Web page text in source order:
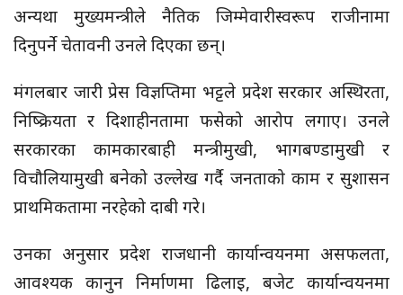
अन्यथा मुख्यमन्त्रीले नैतिक जिम्मेवारीस्वरूप राजीनामा
दिनुपर्ने चेतावनी उनले दिएका छन्।
मंगलबार जारी प्रेस विज्ञप्तिमा भट्टले प्रदेश सरकार अस्थिरता,
निष्क्रियता र दिशाहीनतामा फसेको आरोप लगाए। उनले
सरकारका कामकारबाही मन्त्रीमुखी, भागबण्डामुखी र
विचौलियामुखी बनेको उल्लेख गर्दै जनताको काम र सुशासन
प्राथमिकतामा नरहेको दाबी गरे।
उनका अनुसार प्रदेश राजधानी कार्यान्वयनमा असफलता,
आवश्यक कानुन निर्माणमा ढिलाइ, बजेट कार्यान्वयनमा